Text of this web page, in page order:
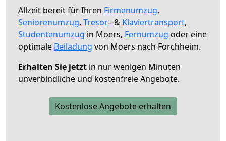
Allzeit bereit für Ihren Firmenumzug,
Seniorenumzug, Tresor– & Klaviertransport,
Studentenumzug in Moers, Fernumzug oder eine
optimale Beiladung von Moers nach Forchheim.
Erhalten Sie jetzt in nur wenigen Minuten
unverbindliche und kostenfreie Angebote.
Kostenlose Angebote erhalten